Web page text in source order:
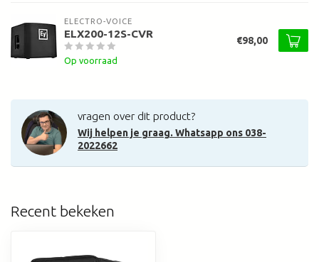
ELECTRO-VOICE
ELX200-12S-CVR
Op voorraad
€98,00
vragen over dit product?
Wij helpen je graag. Whatsapp ons 038-
2022662
Recent bekeken